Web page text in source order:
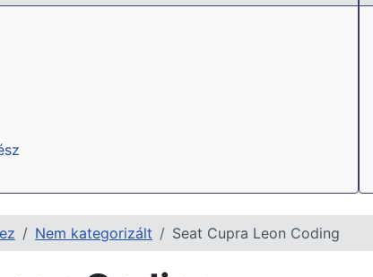
Nem kategorizált Seat Cupra Leon Coding